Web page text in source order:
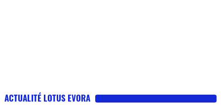
ACTUALITÉ LOTUS EVORA